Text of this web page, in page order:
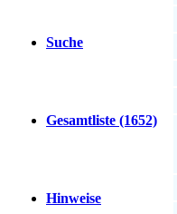
Suche
Gesamtliste (1652)
Hinweise